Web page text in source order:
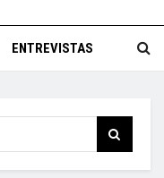
ENTREVISTAS